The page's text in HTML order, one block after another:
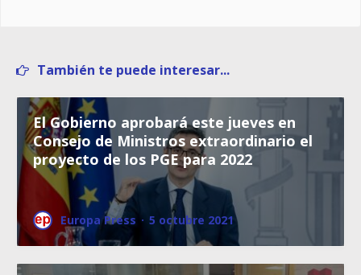
También te puede interesar...
El Gobierno aprobará este jueves en
Consejo de Ministros extraordinario el
proyecto de los PGE para 2022
Europa Press · 5 octubre 2021